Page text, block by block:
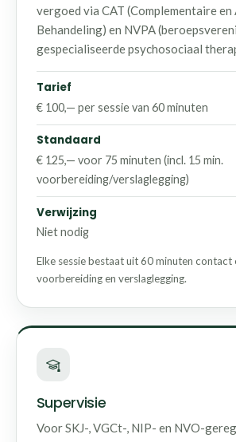
vergoed via CAT (Complementaire
Behandeling) en NVPA
gespecialiseerde psychosociaal
Tarief
€ 100,— per sessie van 60 minuten
Standaard
€ 125,— voor 75 minuten (incl. 15 min.
voorbereiding/verslaglegging)
Verwijzing
Niet nodig
Elke sessie bestaat uit 60 minuten contact
voorbereiding en verslaglegging.
Supervisie
Voor SKJ-, VGCt-, NIP- en NVO-